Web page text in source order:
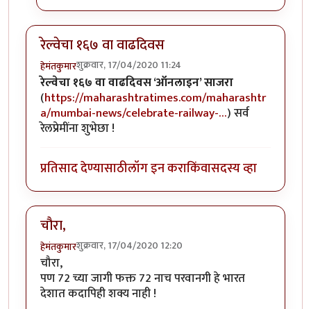
रेल्वेचा १६७ वा वाढदिवस
हेमंतकुमारशुक्रवार, 17/04/2020 11:24
रेल्वेचा १६७ वा वाढदिवस ‘ऑनलाइन’ साजरा
(https://maharashtratimes.com/maharashtr
a/mumbai-news/celebrate-railway-…) सर्व
रेलप्रेमींना शुभेछा !
प्रतिसाद देण्यासाठीलॉग इन कराकिंवासदस्य व्हा
चौरा,
हेमंतकुमारशुक्रवार, 17/04/2020 12:20
चौरा,
पण 72 च्या जागी फक्त 72 नाच परवानगी हे भारत
देशात कदापिही शक्य नाही !